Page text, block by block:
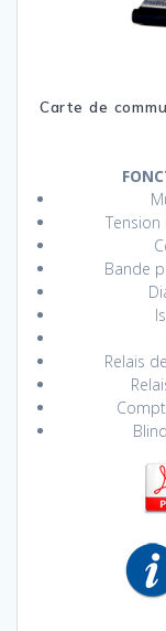
Carte de
Bande
Relais